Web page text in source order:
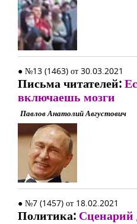
● №13 (1463) от 30.03.2021
Письма читателей:
включаешь мозги
Павлов Анатолий Августович
● №7 (1457) от 18.02.2021
Политика: Сценарий